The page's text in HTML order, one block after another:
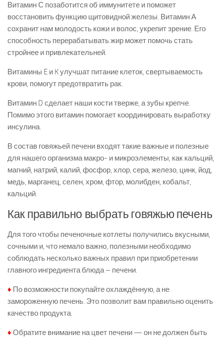
Витамин С позаботится об иммунитете и поможет
восстановить функцию щитовидной железы. Витамин А
сохранит нам молодость кожи и волос, укрепит зрение. Его
способность перерабатывать жир может помочь стать
стройнее и привлекательней.
Витамины E и K улучшат питание клеток, свертываемость
крови, помогут предотвратить рак.
Витамин D сделает наши кости тверже, а зубы крепче.
Помимо этого витамин помогает координировать выработку
инсулина.
В состав говяжьей печени входят такие важные и полезные
для нашего организма макро- и микроэлементы, как кальций,
магний, натрий, калий, фосфор, хлор, сера, железо, цинк, йод,
медь, марганец, селен, хром, фтор, молибден, кобальт,
кальций.
Как правильно выбрать говяжью печень
Для того чтобы печеночные котлеты получились вкусными,
сочными и, что немало важно, полезными необходимо
соблюдать несколько важных правил при приобретении
главного ингредиента блюда – печени.
♦ По возможности покупайте охлаждённую, а не
замороженную печень. Это позволит вам правильно оценить
качество продукта.
♦ Обратите внимание на цвет печени — он не должен быть